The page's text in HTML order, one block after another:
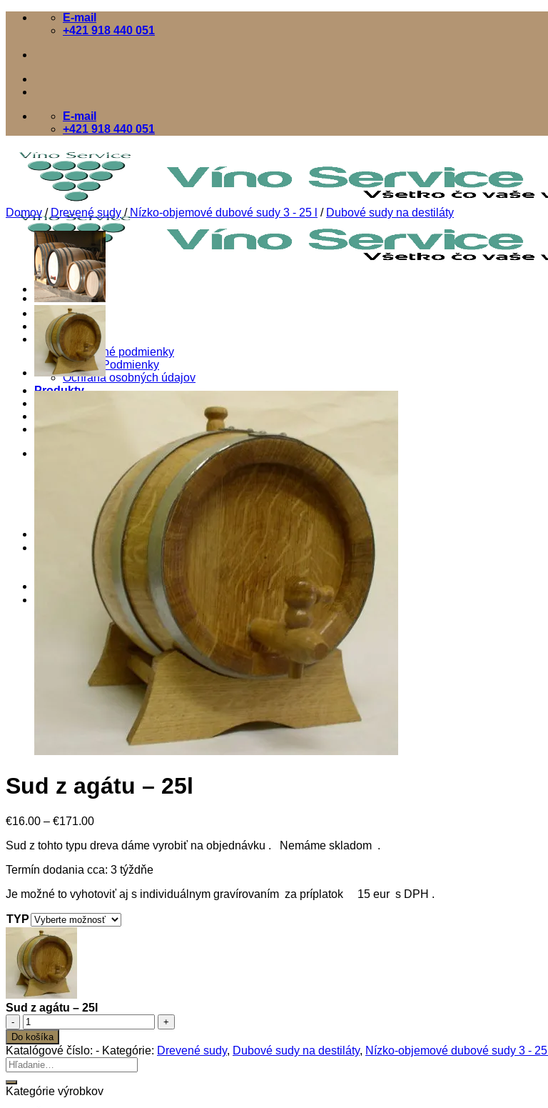
Skip
E-mail
+421 918 440 051
E-mail
+421 918 440 051
Domov
E-SHOP
O nás
Obchodné podmienky
Pravné Podmienky
Ochrana osobných údajov
Produkty
Kontakt
Žiadne produkty v košíku.
Hľadať:
Hľadať:
Domov / Drevené sudy / Nízko-objemové dubové sudy 3 - 25 l / Dubové sudy na destiláty
Sud z agátu – 25l
€16.00 – €171.00Price
€16.00
€171.00
Sud z tohto typu dreva dáme vyrobiť na objednávku . Nemáme skladom .
Termín dodania cca: 3 týždňe
Je možné to vyhotoviť aj s individuálnym gravírovaním za príplatok 15 eur s DPH .
TYP
Sud z agátu – 25l
množstvo
Sud
z
agátu
–
Do košíka
Katalógové číslo: - Kategórie: Drevené sudy, Dubové sudy na destiláty, Nízko-objemové dubové sudy 3 - 25 l
Hľadať:
Kategórie výrobkov